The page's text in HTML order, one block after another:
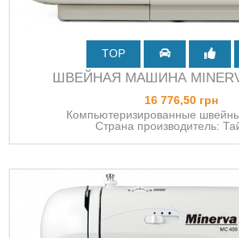
TOP
ШВЕЙНАЯ МАШИНА
16 776,50 грн
Компьютеризированные
Страна производитель: